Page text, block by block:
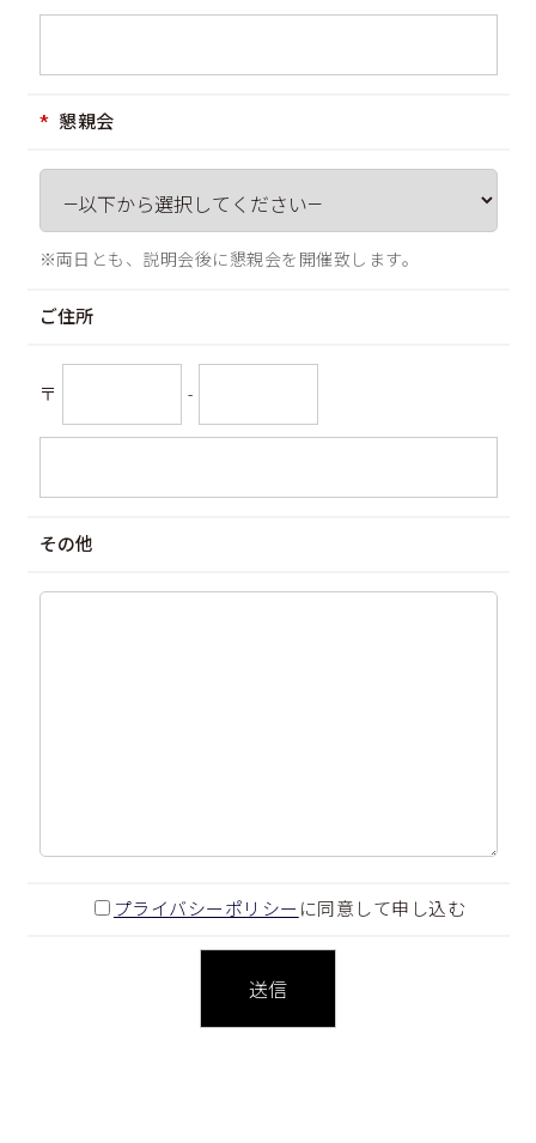
懇親会
※両日とも、説明会後に懇親会を開催致します。
ご住所
〒 -
その他
プライバシーポリシー に同意して申し込む